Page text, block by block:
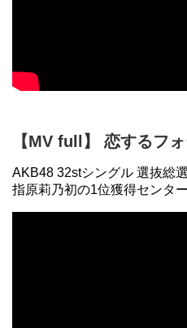
【MV full】 恋するフ
AKB48 32stシングル 選抜総
指原莉乃初の1位獲得センタ